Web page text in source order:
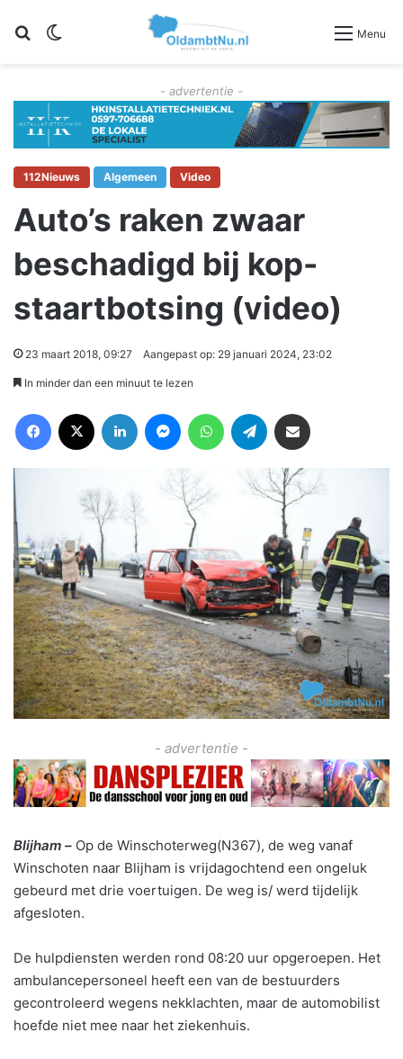
Zoeken Menu
- advertentie -
112Nieuws Algemeen Video
Auto’s raken zwaar
beschadigd bij kop-
staartbotsing (video)
23 maart 2018, 09:27 Aangepast op: 29 januari 2024, 23:02
In minder dan een minuut te lezen
- advertentie -
Blijham – Op de Winschoterweg(N367), de weg vanaf
Winschoten naar Blijham is vrijdagochtend een ongeluk
gebeurd met drie voertuigen. De weg is/ werd tijdelijk
afgesloten.
De hulpdiensten werden rond 08:20 uur opgeroepen. Het
ambulancepersoneel heeft een van de bestuurders
gecontroleerd wegens nekklachten, maar de automobilist
hoefde niet mee naar het ziekenhuis.